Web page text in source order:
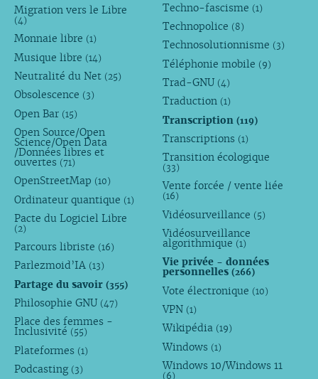
Migration vers le Libre
(4)
Monnaie libre (1)
Musique libre (14)
Neutralité du Net (25)
Obsolescence (3)
Open Bar (15)
Open Source/Open
Science/Open Data
/Données libres et
ouvertes (71)
OpenStreetMap (10)
Ordinateur quantique (1)
Pacte du Logiciel Libre
(2)
Parcours libriste (16)
Parlezmoid’IA (13)
Partage du savoir (355)
Philosophie GNU (47)
Place des femmes -
Inclusivité (55)
Plateformes (1)
Podcasting (3)
Techno-fascisme (1)
Technopolice (8)
Technosolutionnisme (3)
Téléphonie mobile (9)
Trad-GNU (4)
Traduction (1)
Transcription(119)
Transcriptions (1)
Transition écologique
(33)
Vente forcée / vente liée
(16)
Vidéosurveillance (5)
Vidéosurveillance
algorithmique (1)
Vie privée - données
personnelles(266)
Vote électronique (10)
VPN (1)
Wikipédia (19)
Windows (1)
Windows 10/Windows 11
(6)